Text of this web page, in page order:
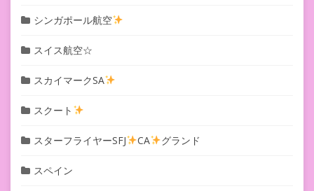
シンガポール航空
スイス航空☆
スカイマークSA
スクート
スターフライヤーSFJ CA グランド
スペイン